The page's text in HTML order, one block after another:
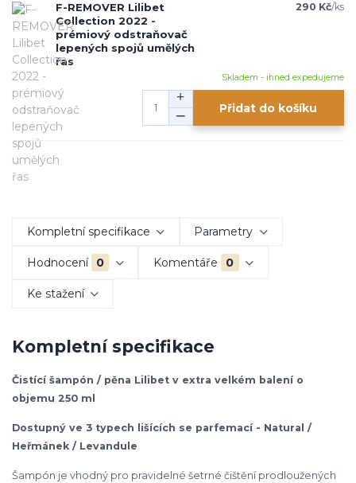
F-REMOVER Lilibet
Collection 2022 -
prémiový odstraňovač
lepených spojů umělých
řas
290 Kč/ks
Skladem - ihned expedujeme
Přidat do košíku
Kompletní specifikace Parametry
Hodnocení 0 Komentáře 0
Ke stažení
Kompletní specifikace
Čistící šampón / pěna Lilibet v extra velkém balení o
objemu 250 ml
Dostupný ve 3 typech lišících se parfemací - Natural /
Heřmánek / Levandule
Šampón je vhodný pro pravidelné šetrné čištění prodloužených